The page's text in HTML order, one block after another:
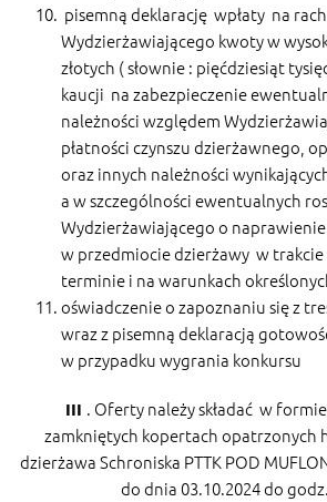
pisemną deklarację wpłaty na
Wydzierżawiającego kwoty w
złotych ( słownie : pięćdziesiąt
kaucji na zabezpieczenie
należności względem
płatności czynszu dzierżawnego,
oraz innych należności
a w szczególności ewentualnych
Wydzierżawiającego o naprawienie
w przedmiocie dzierżawy w
terminie i na warunkach
oświadczenie o zapoznaniu się z
wraz z pisemną deklaracją
w przypadku wygrania konkursu
III . Oferty należy składać w
zamkniętych kopertach opatrzonych
dzierżawa Schroniska PTTK POD
do dnia 03.10.2024 do